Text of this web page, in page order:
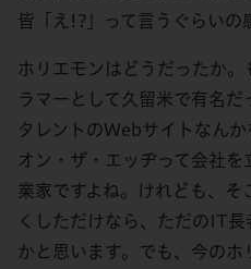
皆「え!?」って言うぐらいの
ホリエモンはどうだったか
ラマーとして久留米で有名
タレントのWebサイトなん
オン・ザ・エッヂって会社
業家ですよね。けれども、そ
くしただけなら、ただのIT
かと思います。でも、今のホ